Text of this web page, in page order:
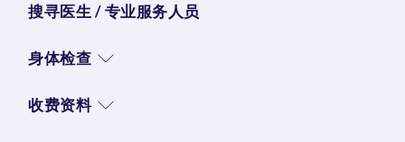
搜寻医生 / 专业服务人员
身体检查
收费资料